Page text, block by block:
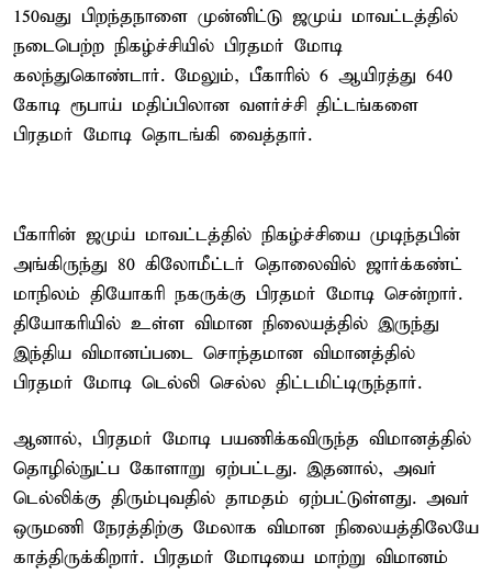
150வது பிறந்தநாளை முன்னிட்டு ஜமுய் மாவட்டத்தில்
நடைபெற்ற நிகழ்ச்சியில் பிரதமர் மோடி
கலந்துகொண்டார். மேலும், பீகாரில் 6 ஆயிரத்து 640
கோடி ரூபாய் மதிப்பிலான வளர்ச்சி திட்டங்களை
பிரதமர் மோடி தொடங்கி வைத்தார்.
பீகாரின் ஜமுய் மாவட்டத்தில் நிகழ்ச்சியை முடிந்தபின்
அங்கிருந்து 80 கிலோமீட்டர் தொலைவில் ஜார்க்கண்ட்
மாநிலம் தியோகரி நகருக்கு பிரதமர் மோடி சென்றார்.
தியோகரியில் உள்ள விமான நிலையத்தில் இருந்து
இந்திய விமானப்படை சொந்தமான விமானத்தில்
பிரதமர் மோடி டெல்லி செல்ல திட்டமிட்டிருந்தார்.
ஆனால், பிரதமர் மோடி பயணிக்கவிருந்த விமானத்தில்
தொழில்நுட்ப கோளாறு ஏற்பட்டது. இதனால், அவர்
டெல்லிக்கு திரும்புவதில் தாமதம் ஏற்பட்டுள்ளது. அவர்
ஒருமணி நேரத்திற்கு மேலாக விமான நிலையத்திலேயே
காத்திருக்கிறார். பிரதமர் மோடியை மாற்று விமானம்